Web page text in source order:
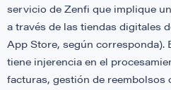
servicio de Zenfi que implique
a través de las tiendas digitales
App Store, según corresponda).
tiene injerencia en el
facturas, gestión de reembolsos